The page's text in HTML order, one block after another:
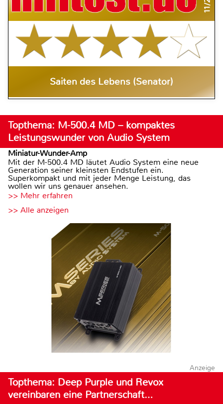
Saiten des Lebens (Senator)
Topthema: M-500.4 MD – kompaktes
Leistungswunder von Audio System
Miniatur-Wunder-Amp
Mit der M-500.4 MD läutet Audio System eine neue
Generation seiner kleinsten Endstufen ein.
Superkompakt und mit jeder Menge Leistung, das
wollen wir uns genauer ansehen.
>> Mehr erfahren
>> Alle anzeigen
Anzeige
Topthema: Deep Purple und Revox
vereinbaren eine Partnerschaft…